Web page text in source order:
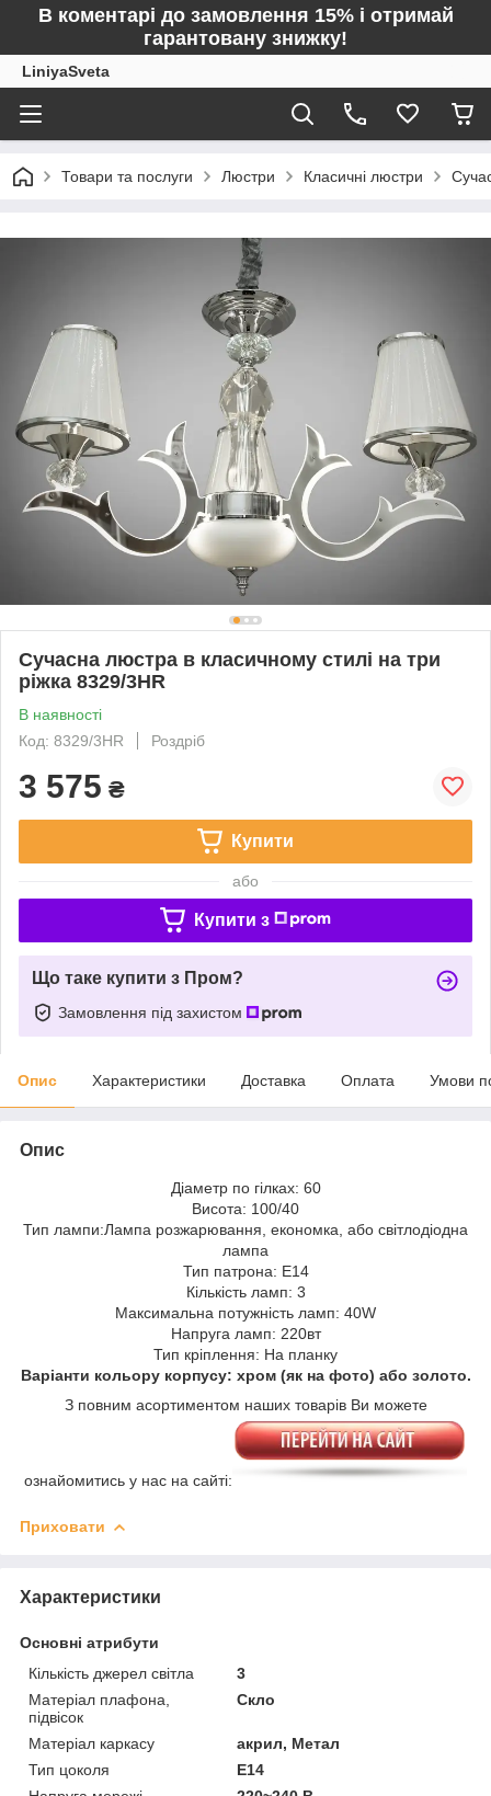
В коментарі до замовлення 15% і отримай
гарантовану знижку!
LiniyaSveta
Товари та послуги Люстри Класичні люстри
Сучасна люстра в класичному стилі на три
ріжка 8329/3HR
В наявності
Код: 8329/3HR
Роздріб
3 575 ₴
Купити
або
Купити з
Що таке купити з Пром?
Замовлення під захистом
Опис Характеристики Доставка Оплата Умови
Опис
Діаметр по гілках: 60
Висота: 100/40
Тип лампи:Лампа розжарювання, економка, або світлодіодна
лампа
Тип патрона: E14
Кількість ламп: 3
Максимальна потужність ламп: 40W
Напруга ламп: 220вт
Тип кріплення: На планку
Варіанти кольору корпусу: хром (як на фото) або золото.
З повним асортиментом наших товарів Ви можете
ознайомитись у нас на сайті:
Приховати
Характеристики
Основні атрибути
Кількість джерел світла
3
Матеріал плафона,
підвісок
Скло
Матеріал каркасу
акрил, Метал
Тип цоколя
E14